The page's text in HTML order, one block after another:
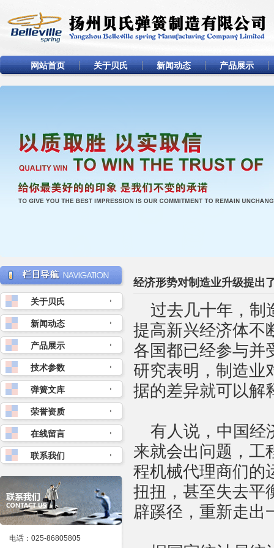
网站首页 关于贝氏 新闻动态 产品展示
关于贝氏
新闻动态
产品展示
技术参数
弹簧文库
荣誉资质
在线留言
联系我们
电话：025-86805805
经济形势对制造业升级提出
过去几十年，制
提高新兴经济体不
各国都已经参与并
研究表明，制造业
据的差异就可以解
有人说，中国经
来就会出问题，工
程机械代理商们的
扭扭，甚至失去平
辟蹊径，重新走出